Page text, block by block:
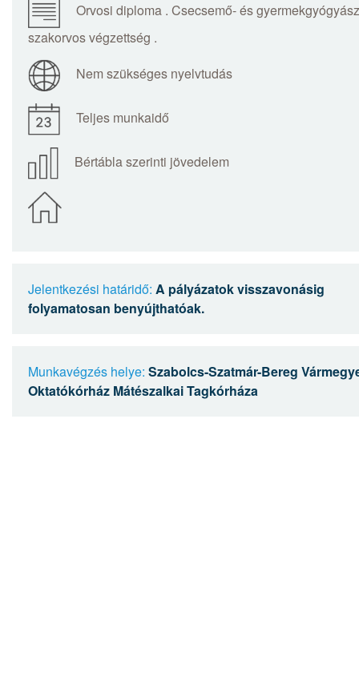
Orvosi diploma . Csecsemő- és gyermekgyógyász
szakorvos végzettség .
Nem szükséges nyelvtudás
Teljes munkaidő
Bértábla szerinti jövedelem
Jelentkezési határidő: A pályázatok visszavonásig
folyamatosan benyújthatóak.
Munkavégzés helye: Szabolcs-Szatmár-Bereg
Oktatókórház Mátészalkai Tagkórháza